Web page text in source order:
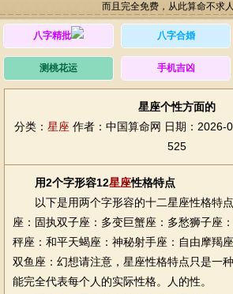
而且完全免费，从此算命不求人
八字精批 八字合婚
测桃花运 手机吉凶
星座个性方面的
分类： 星座 作者：中国算命网 日期：2026-
525
用2个字形容12星座性格特点
以下是用两个字形容的十二星座性格特点
座：固执双子座：多变巨蟹座：多愁狮子座
秤座：和平天蝎座：神秘射手座：自由摩羯
双鱼座：幻想请注意，星座性格特点只是一
能完全代表每个人的实际性格。人的性。